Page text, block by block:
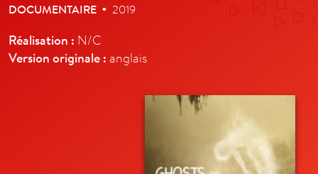
DOCUMENTAIRE • 2019
Réalisation : N/C
Version originale : anglais